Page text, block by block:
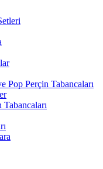
Pop Perçin Tabancaları